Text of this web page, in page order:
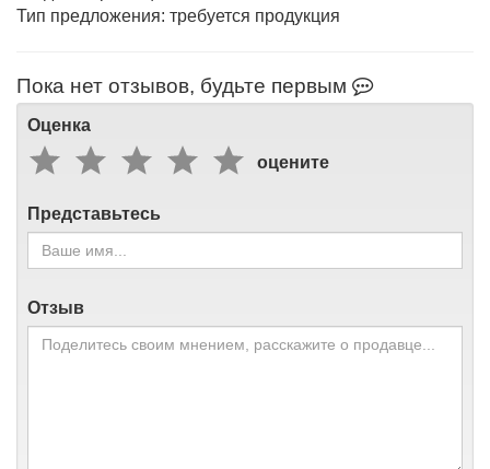
Тип предложения: требуется продукция
Пока нет отзывов, будьте первым
Оценка
оцените
Представьтесь
Отзыв